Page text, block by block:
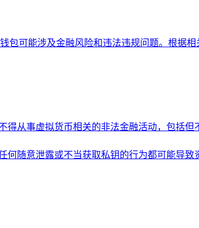
包可能涉及金融风险和违法违规问题。根据
从事虚拟货币相关的非法金融活动，包括
随意泄露或不当获取私钥的行为都可能导